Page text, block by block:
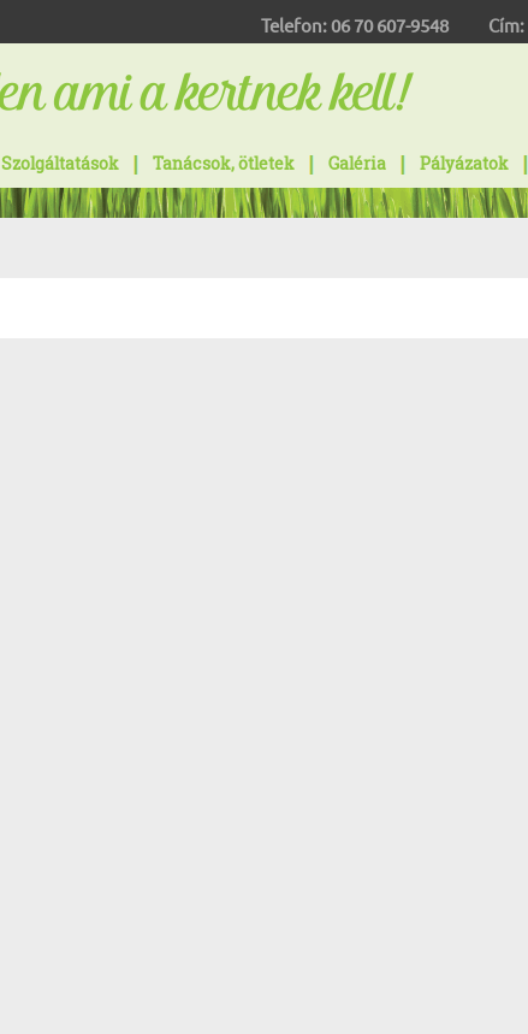
Telefon:06 70 607-9548 Cím:
Szolgáltatások Tanácsok, ötletek Galéria Pályázatok